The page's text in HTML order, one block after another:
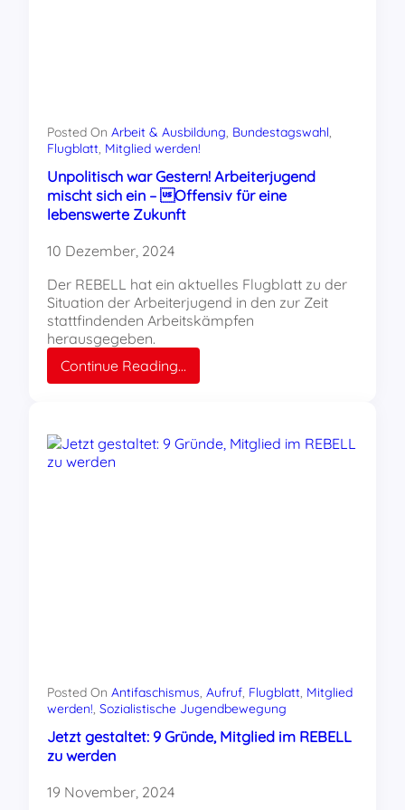
Posted On Arbeit & Ausbildung Bundestagswahl
Flugblatt Mitglied werden!
Unpolitisch war Gestern! Arbeiterjugend
mischt sich ein – Offensiv für eine
lebenswerte Zukunft
10 Dezember, 2024
Der REBELL hat ein aktuelles Flugblatt zu der
Situation der Arbeiterjugend in den zur Zeit
stattfindenden Arbeitskämpfen
herausgegeben.
Continue Reading…
Unpolitisch
Arbeiterjugend
mischt
Posted On Antifaschismus Aufruf Flugblatt Mitglied
werden! Sozialistische Jugendbewegung
Jetzt gestaltet: 9 Gründe, Mitglied im REBELL
zu werden
19 November, 2024